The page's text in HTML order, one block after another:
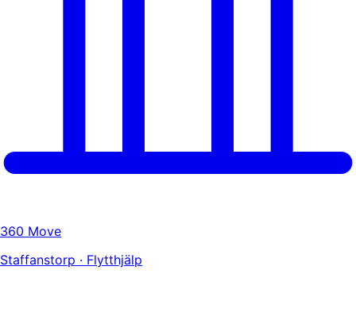
360 Move
Staffanstorp · Flytthjälp